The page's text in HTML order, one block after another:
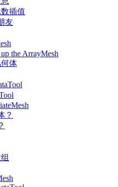
插值
友
the ArrayMesh
体
？